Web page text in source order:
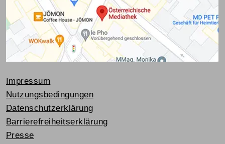
Impressum
Nutzungsbedingungen
Datenschutzerklärung
Barrierefreiheitserklärung
Presse